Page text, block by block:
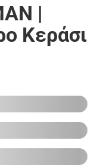
|
Κεράσι